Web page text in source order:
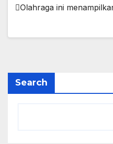
Olahraga ini
Search